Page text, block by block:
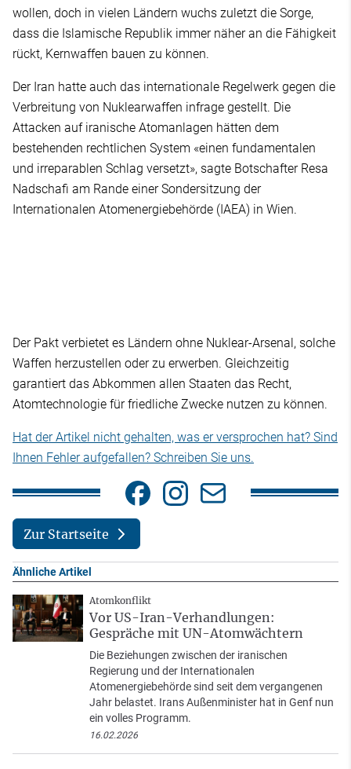
wollen, doch in vielen Ländern wuchs zuletzt die Sorge,
dass die Islamische Republik immer näher an die Fähigkeit
rückt, Kernwaffen bauen zu können.
Der Iran hatte auch das internationale Regelwerk gegen die
Verbreitung von Nuklearwaffen infrage gestellt. Die
Attacken auf iranische Atomanlagen hätten dem
bestehenden rechtlichen System «einen fundamentalen
und irreparablen Schlag versetzt», sagte Botschafter Resa
Nadschafi am Rande einer Sondersitzung der
Internationalen Atomenergiebehörde (IAEA) in Wien.
Der Pakt verbietet es Ländern ohne Nuklear-Arsenal, solche
Waffen herzustellen oder zu erwerben. Gleichzeitig
garantiert das Abkommen allen Staaten das Recht,
Atomtechnologie für friedliche Zwecke nutzen zu können.
Hat der Artikel nicht gehalten, was er versprochen hat? Sind
Ihnen Fehler aufgefallen? Schreiben Sie uns.
Zur Startseite
Ähnliche Artikel
Atomkonflikt
Vor US-Iran-Verhandlungen:
Gespräche mit UN-Atomwächtern
Die Beziehungen zwischen der iranischen
Regierung und der Internationalen
Atomenergiebehörde sind seit dem vergangenen
Jahr belastet. Irans Außenminister hat in Genf nun
ein volles Programm.
16.02.2026